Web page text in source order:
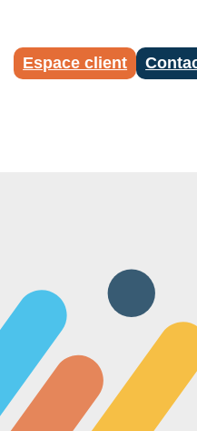
Espace client